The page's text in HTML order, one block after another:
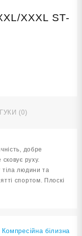
XXXL ST-
(0)
добре
сковує руху.
людини та
спортом. Плоскі
Компресійна білизна